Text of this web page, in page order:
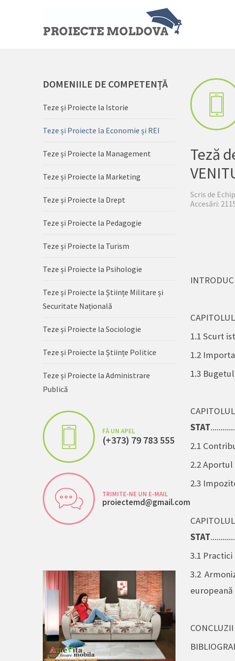
Teză
Scris de
Accesări:
1.1 Scurt
1.2
1.3
STAT
2.1
2.2
2.3
STAT
3.1 Practici
3.2
europeană
CONCLUZII
DOMENIILE DE COMPETENȚĂ
Teze și Proiecte la Istorie
Teze și Proiecte la Economie și REI
Teze și Proiecte la Management
Teze și Proiecte la Marketing
Teze și Proiecte la Drept
Teze și Proiecte la Pedagogie
Teze și Proiecte la Turism
Teze și Proiecte la Psihologie
Teze și Proiecte la Științe Militare și
Securitate Națională
Teze și Proiecte la Sociologie
Teze și Proiecte la Științe Politice
Teze și Proiecte la Administrare
Publică
FĂ UN APEL
(+373) 79 783 555
TRIMITE-NE UN E-MAIL
proiectemd@gmail.com